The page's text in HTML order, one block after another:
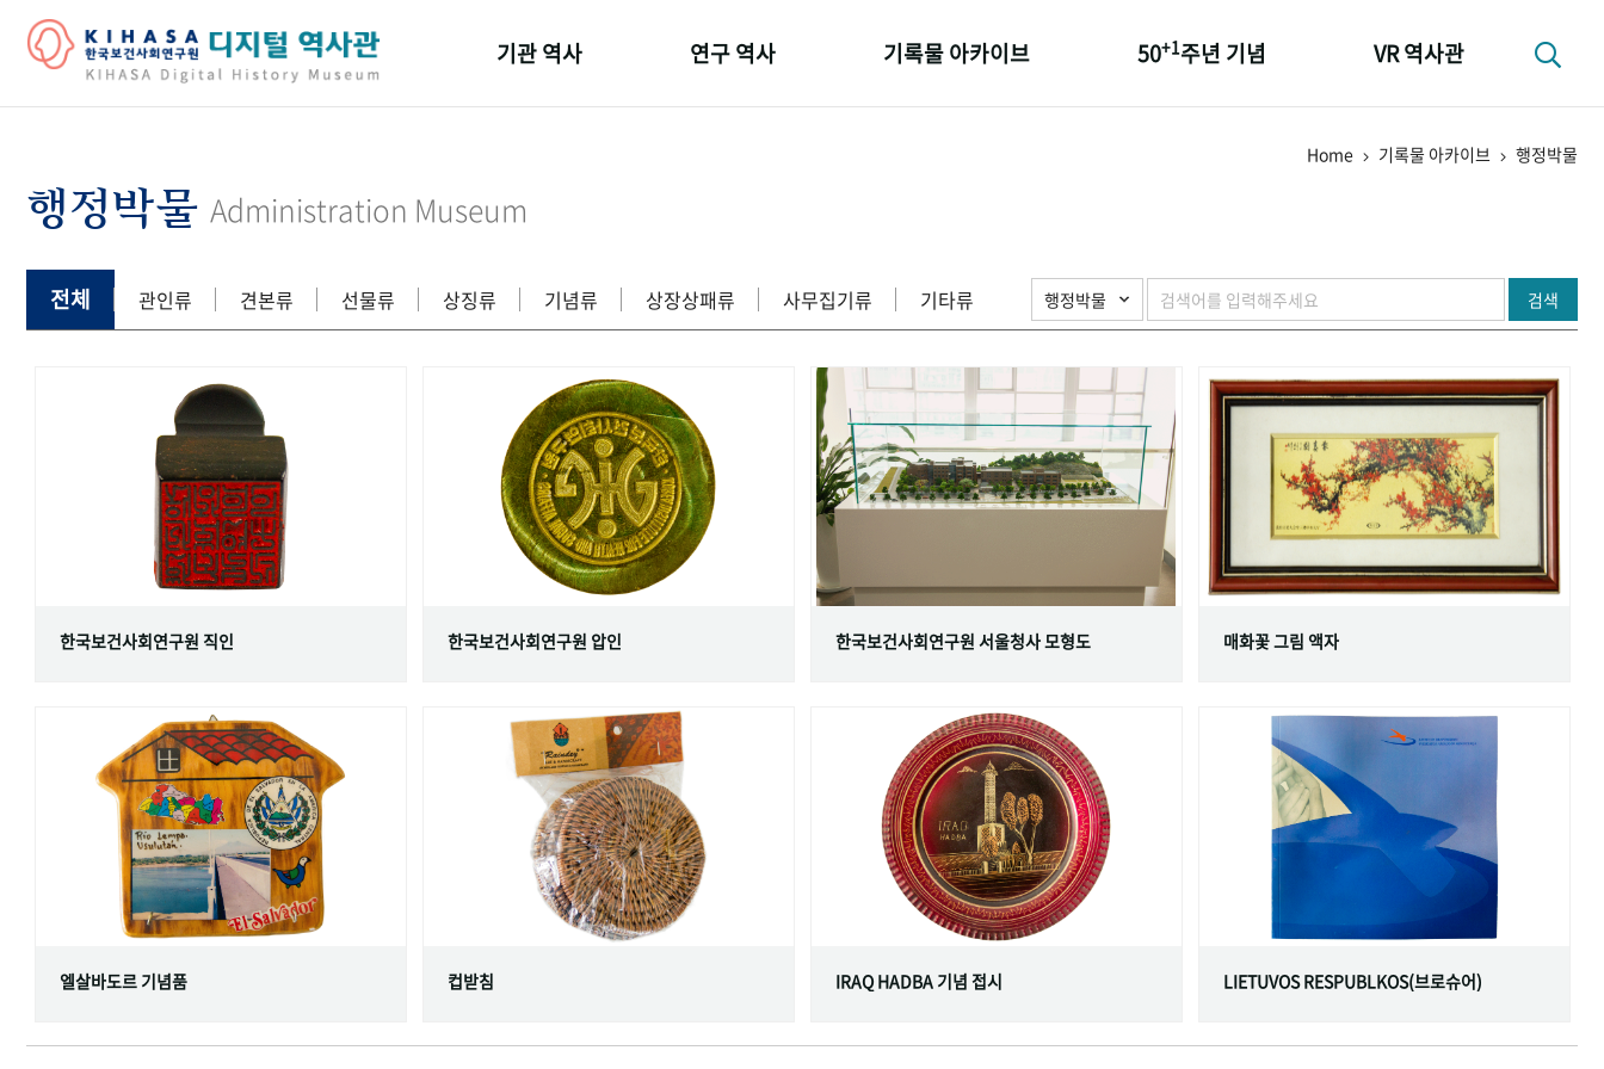
기관 역사
연구원 사람들
연구 역사
간행물 변천사
기록물 아카이브
영상 기록물
50+1주년 기념
세계와 함께 한 KIHASA
VR 역사관
Home 기록물 아카이브 행정박물
행정박물 Administration Museum
전체 관인류 견본류 선물류 상징류 기념류 상장상패류 사무집기류 기타류 검색
한국보건사회연구원 직인 한국보건사회연구원 압인 한국보건사회연구원 서울청사 모형도 매화꽃 그림 액자
엘살바도르 기념품 컵받침 IRAQ HADBA 기념 접시 LIETUVOS RESPUBLKOS(브로슈어)